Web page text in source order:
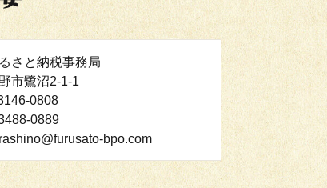
さと納税事務局
市鷺沼2-1-1
0808
0889
bpo.com